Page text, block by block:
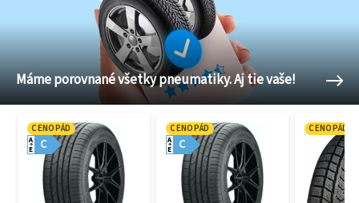
Máme porovnané všetky pneumatiky. Aj tie vaše!
CENOPÁD
C
A
E
CENOPÁD
C
A
E
CENOPÁD